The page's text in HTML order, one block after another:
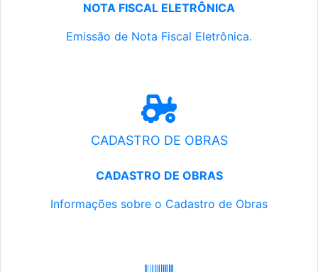
NOTA FISCAL ELETRÔNICA
Emissão de Nota Fiscal Eletrônica.
CADASTRO DE OBRAS
CADASTRO DE OBRAS
Informações sobre o Cadastro de Obras